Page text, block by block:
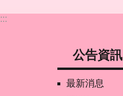
:::
公告資訊
最新消息